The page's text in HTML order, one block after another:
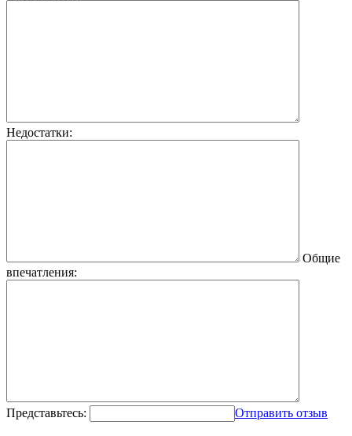
Недостатки:
Общие
впечатления:
Представьтесь: Отправить отзыв